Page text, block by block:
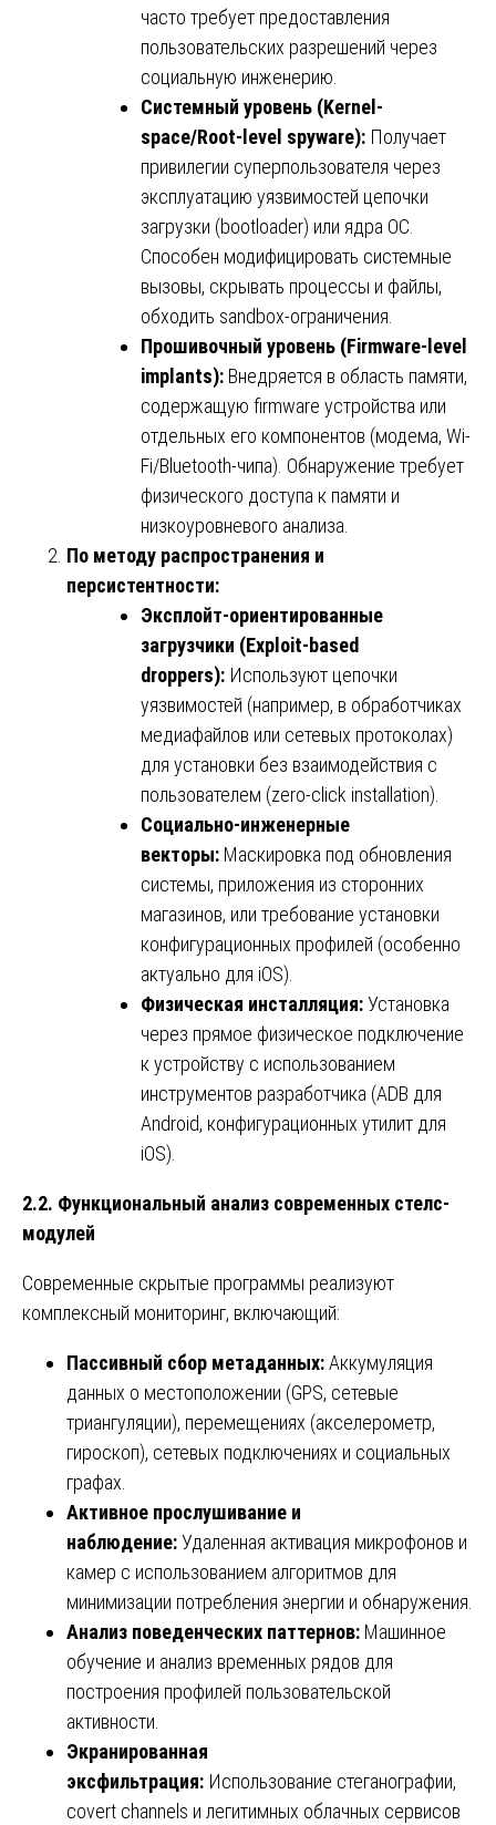
часто требует предоставления
пользовательских разрешений через
социальную инженерию.
Системный уровень (Kernel-
space/Root-level spyware): Получает
привилегии суперпользователя через
эксплуатацию уязвимостей цепочки
загрузки (bootloader) или ядра ОС.
Способен модифицировать системные
вызовы, скрывать процессы и файлы,
обходить sandbox-ограничения.
Прошивочный уровень (Firmware-level
implants): Внедряется в область памяти,
содержащую firmware устройства или
отдельных его компонентов (модема, Wi-
Fi/Bluetooth-чипа). Обнаружение требует
физического доступа к памяти и
низкоуровневого анализа.
По методу распространения и
персистентности:
Эксплойт-ориентированные
загрузчики (Exploit-based
droppers): Используют цепочки
уязвимостей (например, в обработчиках
медиафайлов или сетевых протоколах)
для установки без взаимодействия с
пользователем (zero-click installation).
Социально-инженерные
векторы: Маскировка под обновления
системы, приложения из сторонних
магазинов, или требование установки
конфигурационных профилей (особенно
актуально для iOS).
Физическая инсталляция:Установка
через прямое физическое подключение
к устройству с использованием
инструментов разработчика (ADB для
Android, конфигурационных утилит для
iOS).
2.2. Функциональный анализ современных стелс-
модулей
Современные скрытые программы реализуют
комплексный мониторинг, включающий:
Пассивный сбор метаданных:Аккумуляция
данных о местоположении (GPS, сетевые
триангуляции), перемещениях (акселерометр,
гироскоп), сетевых подключениях и социальных
графах.
Активное прослушивание и
наблюдение:Удаленная активация микрофонов и
камер с использованием алгоритмов для
минимизации потребления энергии и обнаружения.
Анализ поведенческих паттернов: Машинное
обучение и анализ временных рядов для
построения профилей пользовательской
активности.
Экранированная
эксфильтрация: Использование стеганографии,
covert channels и легитимных облачных сервисов